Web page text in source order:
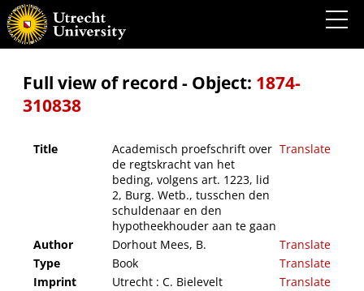
Academisch proefschrift over de regtskracht van het beding, volgens art. 1223, lid 2,
Burg. Wetb., tusschen den schuldenaar en den hypotheekhouder aan te gaan
Full view of record - Object: 1874-
310838
Title
Academisch proefschrift over
de regtskracht van het
beding, volgens art. 1223, lid
2, Burg. Wetb., tusschen den
schuldenaar en den
hypotheekhouder aan te gaan
Translate
Author Dorhout Mees, B.
Translate
Type
Book
Translate
Imprint
Utrecht : C. Bielevelt
Translate